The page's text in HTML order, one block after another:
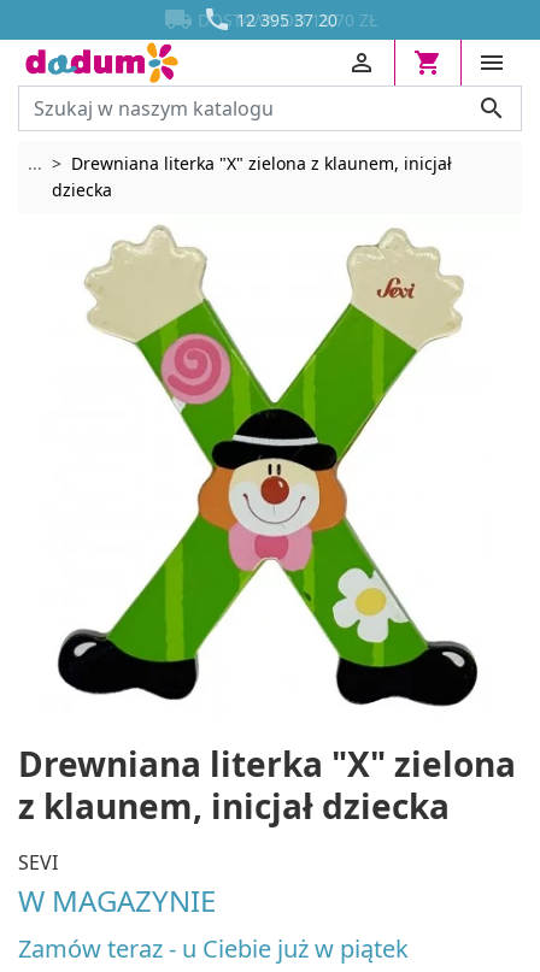
 12 395 37 20
 DOSTAWA OD 13,70 ZŁ






... Rozwiń breadcrumbs
Drewniana literka "X" zielona z klaunem, inicjał
dziecka
Drewniana literka "X" zielona
z klaunem, inicjał dziecka
SEVI
W MAGAZYNIE
Zamów teraz - u Ciebie już w piątek